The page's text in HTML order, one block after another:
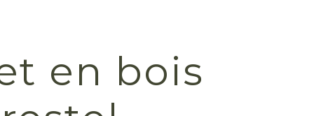
en bois